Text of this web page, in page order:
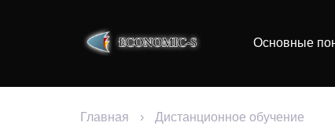
Основные
Главная › Дистанционное обучение